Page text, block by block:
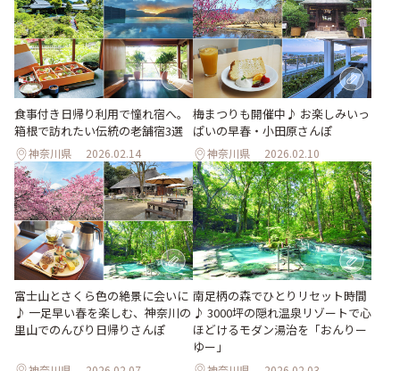
食事付き日帰り利用で憧れ宿へ。
箱根で訪れたい伝統の老舗宿3選
神奈川県 2026.02.14
梅まつりも開催中♪ お楽しみいっ
ぱいの早春・小田原さんぽ
神奈川県 2026.02.10
富士山とさくら色の絶景に会いに
♪ 一足早い春を楽しむ、神奈川の
里山でのんびり日帰りさんぽ
南足柄の森でひとりリセット時間
♪ 3000坪の隠れ温泉リゾートで心
ほどけるモダン湯治を「おんりー
ゆー」